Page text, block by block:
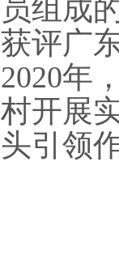
员组成
获评广
2020年
村开展
头引领